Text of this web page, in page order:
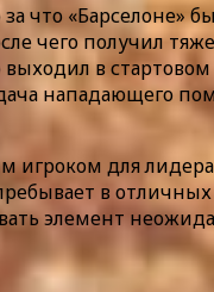
что «Барселоне»
чего получил
в стартовом
нападающего
для
в
элемент